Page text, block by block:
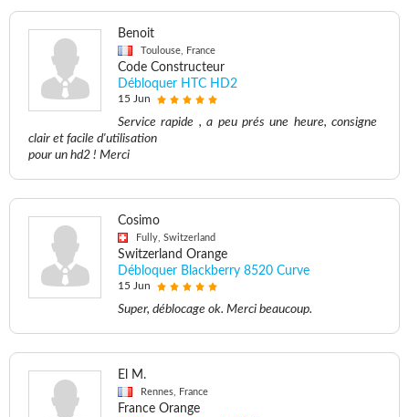
Benoit
Toulouse, France
Code Constructeur
Débloquer HTC HD2
15 Jun
Service rapide , a peu prés une heure, consigne
clair et facile d'utilisation
pour un hd2 ! Merci
Cosimo
Fully, Switzerland
Switzerland Orange
Débloquer Blackberry 8520 Curve
15 Jun
Super, déblocage ok. Merci beaucoup.
El M.
Rennes, France
France Orange